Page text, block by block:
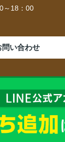
～18：00
問い合わせ